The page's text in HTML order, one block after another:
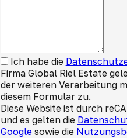
Ich habe die
Firma Global Riel Estate
der weiteren Verarbeitung
diesem Formular zu.
Diese Website ist durch
und es gelten die
Googlesowie die